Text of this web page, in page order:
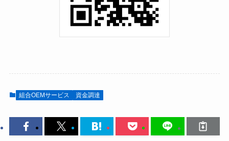
組合OEMサービス 資金調達